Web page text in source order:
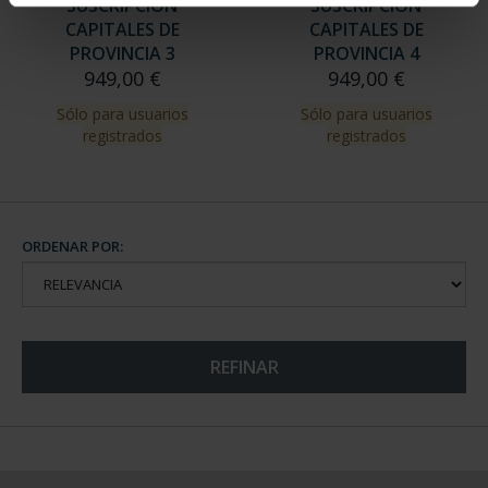
SUSCRIPCIÓN
CAPITALES DE
PROVINCIA 3
949,00 €
Sólo para usuarios
registrados
SUSCRIPCIÓN
CAPITALES DE
PROVINCIA 4
949,00 €
Sólo para usuarios
registrados
ORDENAR POR:
REFINAR